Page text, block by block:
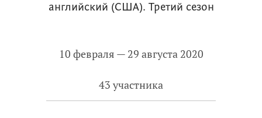
английский (США). Третий сезон
10 февраля — 29 августа 2020
43 участника